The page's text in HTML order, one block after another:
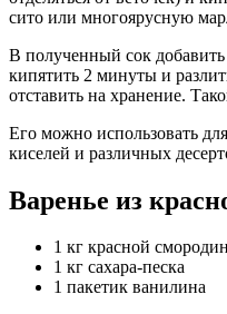
сито или многоярусную
В полученный сок
кипятить 2 минуты и
отставить на хранение.
Его можно использовать
киселей и различных
Варенье из
1 кг красной
1 кг сахара-песка
1 пакетик ванилина